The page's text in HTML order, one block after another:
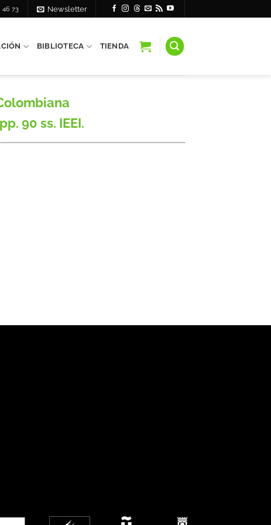
46 73 Newsletter
BIBLIOTECA TIENDA
90 ss. IEEI.